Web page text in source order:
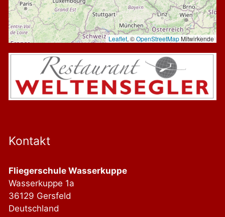
Leaflet, ©OpenStreetMapMitwirkende
Kontakt
Fliegerschule Wasserkuppe
Wasserkuppe 1a
36129 Gersfeld
Deutschland